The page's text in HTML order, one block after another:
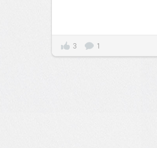
3 1